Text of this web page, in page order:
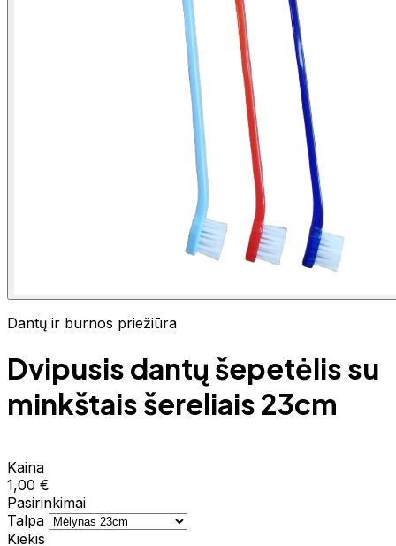
Dantų ir burnos priežiūra
Dvipusis dantų šepetėlis su
minkštais šereliais 23cm
Kaina
1,00 €
Pasirinkimai
Talpa
Kiekis